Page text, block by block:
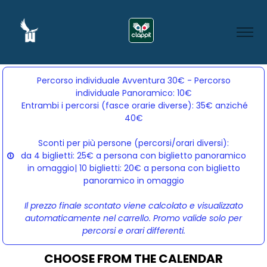
Percorso individuale Avventura 30€ - Percorso
individuale Panoramico: 10€
Entrambi i percorsi (fasce orarie diverse): 35€ anziché
40€
Sconti per più persone (percorsi/orari diversi):
da 4 biglietti: 25€ a persona con biglietto panoramico
in omaggio| 10 biglietti: 20€ a persona con biglietto
panoramico in omaggio
Il prezzo finale scontato viene calcolato e visualizzato
automaticamente nel carrello. Promo valide solo per
percorsi e orari differenti.
CHOOSE FROM THE CALENDAR